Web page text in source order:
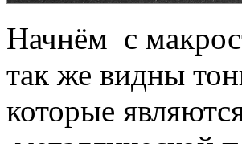
Начнём с
так же видны
которые